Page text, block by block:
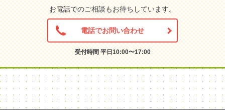
お電話でのご相談もお待ちしています。
電話でお問い合わせ
受付時間 平日10:00〜17:00